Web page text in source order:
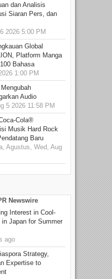
dan Analisis
Siaran Pers, dan
2026 5:00 PM
Global
Platform Manga
Bahasa
1:00 PM
Audio
5 2026 11:58 PM
Cola®
Musik Hard Rock
Baru
Agustus, Wed, Aug
Newswire
Interest in Cool-
Japan for Summer
ago
Strategy,
Expertise to